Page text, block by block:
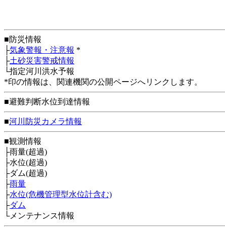
■防災情報
├気象警報・注意報 *
├土砂災害警戒情報
└指定河川洪水予報
*印の情報は、関連機関の公開ページへリンクします。
■避難判断水位到達情報
■河川防災カメラ情報
■観測情報
├雨量(超過)
├水位(超過)
├ダム(超過)
├雨量
├水位(危機管理型水位計含む)
├ダム
└メンテナンス情報